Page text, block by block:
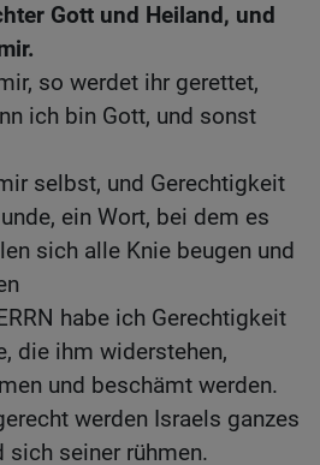
Gott und Heiland, und
so werdet ihr gerettet,
ich bin Gott, und sonst
selbst, und Gerechtigkeit
ein Wort, bei dem es
sich alle Knie beugen und
habe ich Gerechtigkeit
die ihm widerstehen,
und beschämt werden.
werden Israels ganzes
sich seiner rühmen.